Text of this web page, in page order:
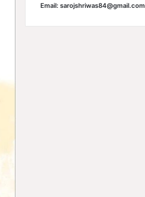
Email:sarojshriwas84@gmail.com